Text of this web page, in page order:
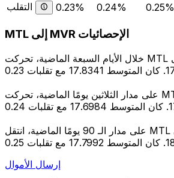
التقلب
0.23% 0.24% 0.25%
MTL إلى MVR الإحصائيات
خلال الأيام السبعة الماضية، تحركت MTL إلى MVR بين 17.7892
على مدار الثلاثين يومًا الماضية، تحركت MTL إلى MVR بين
على مدار الـ 90 يومًا الماضية، انتقل MTL إلى MVR بين
إرسال الأموال